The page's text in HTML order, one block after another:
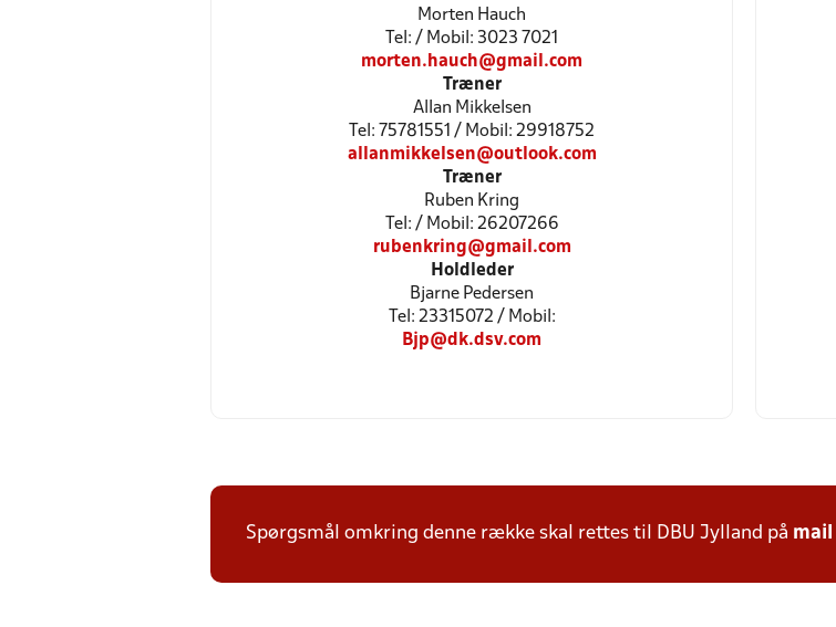
Morten Hauch
Tel: / Mobil: 3023 7021
morten.hauch@gmail.com
Træner
Allan Mikkelsen
Tel: 75781551 / Mobil: 29918752
allanmikkelsen@outlook.com
Træner
Ruben Kring
Tel: / Mobil: 26207266
rubenkring@gmail.com
Holdleder
Bjarne Pedersen
Tel: 23315072 / Mobil:
Bjp@dk.dsv.com
Spørgsmål omkring denne række skal rettes til DBU Jylland på mail